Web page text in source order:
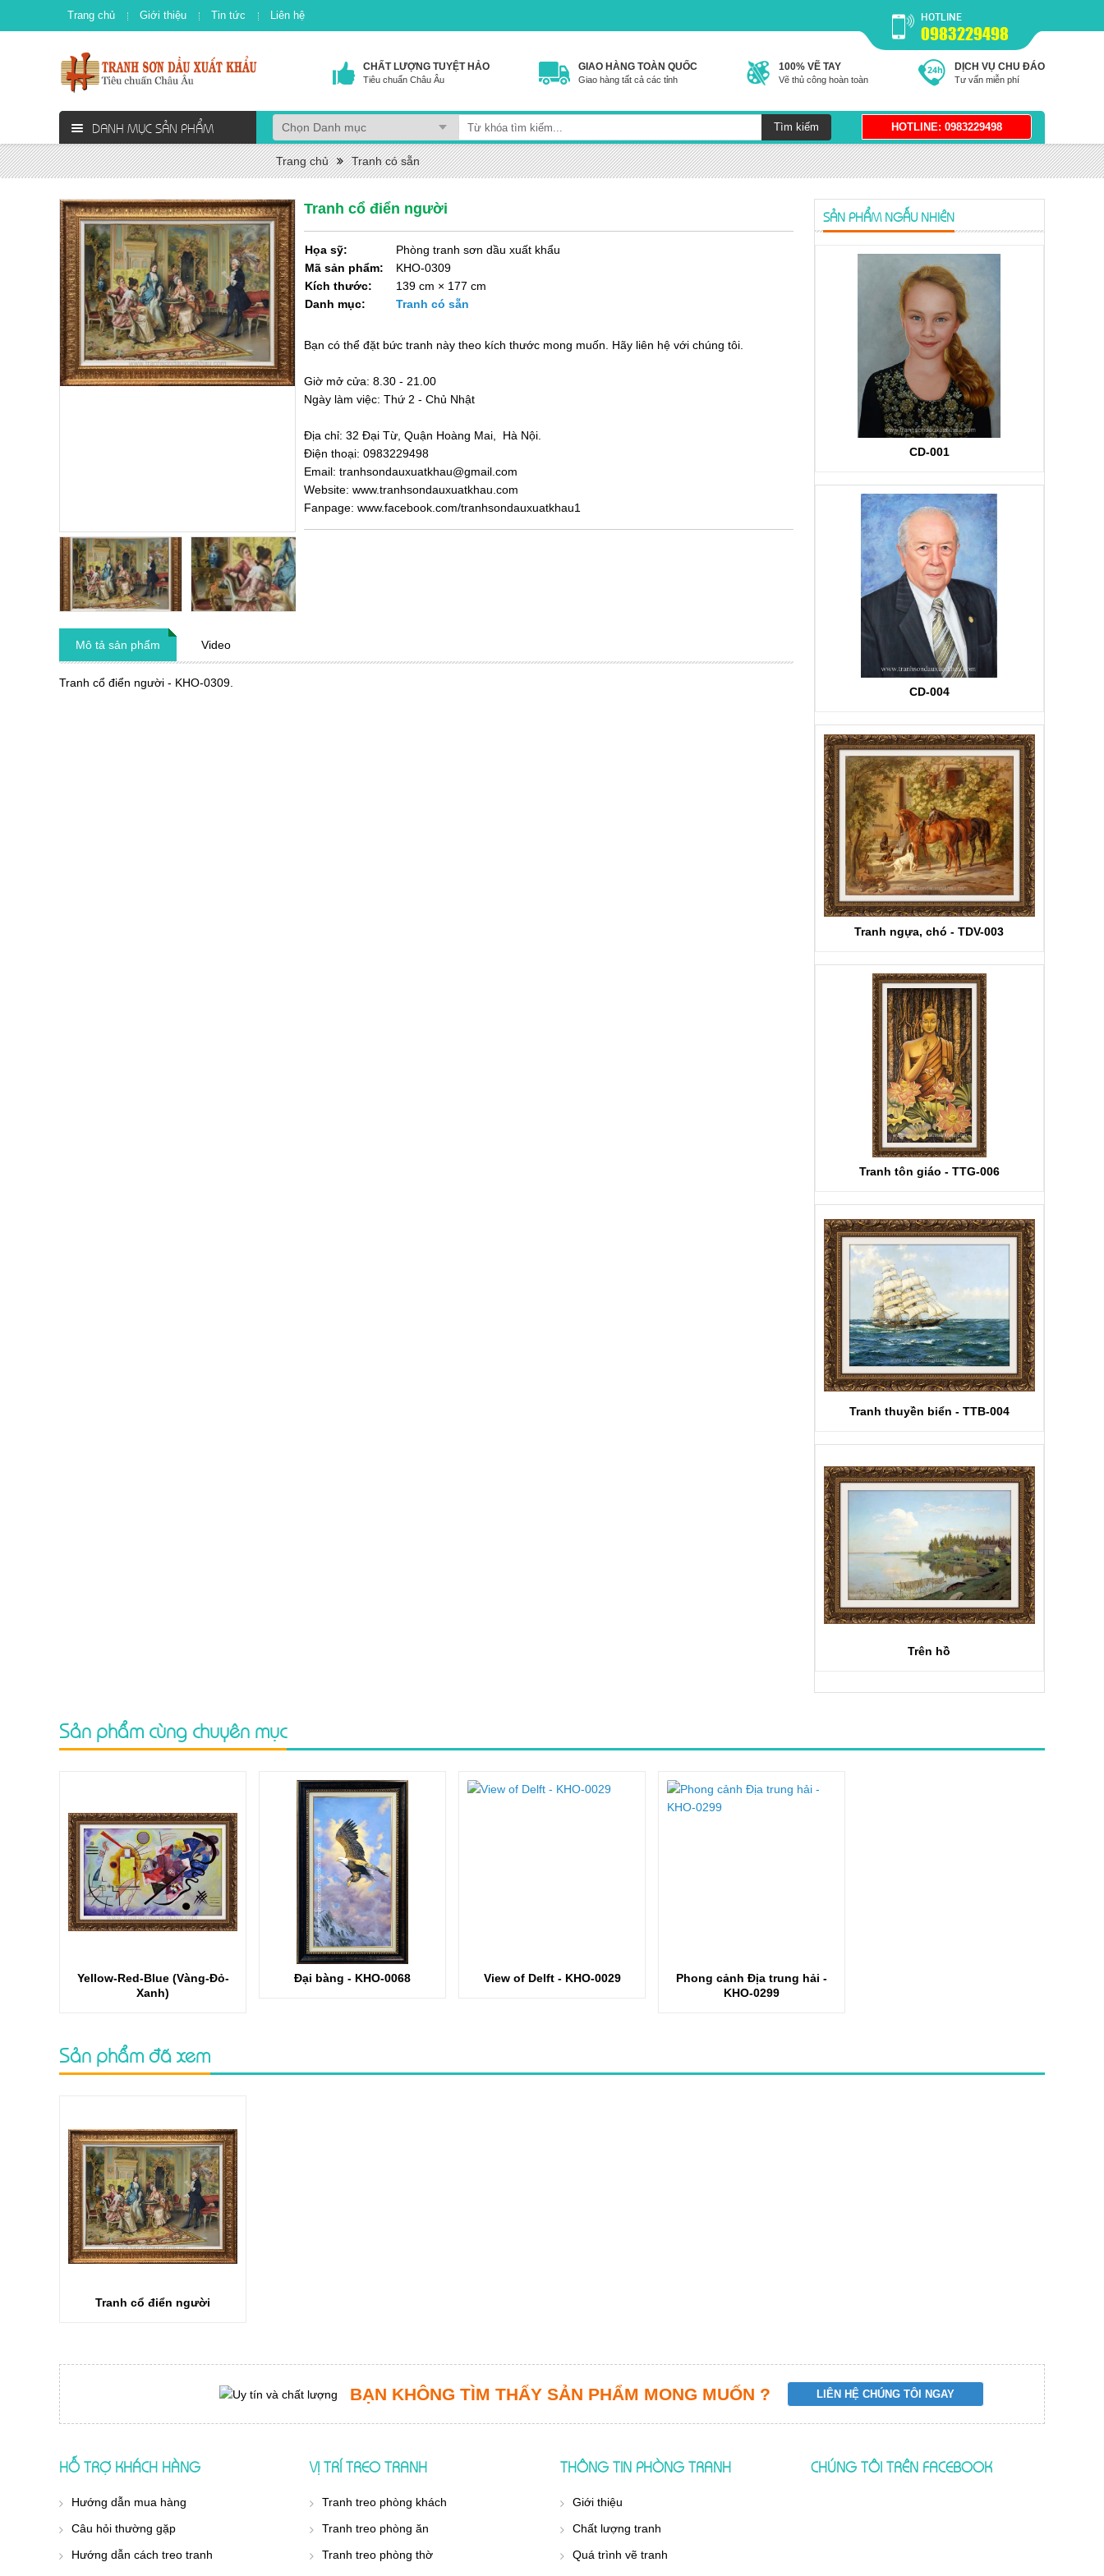
Trang chủ Giới thiệu Tin tức Liên hệ HOTLINE
0983229498
CHẤT LƯỢNG TUYỆT HẢO
Tiêu chuẩn Châu Âu
GIAO HÀNG TOÀN QUỐC
Giao hàng tất cả các tỉnh
100% VẼ TAY
Vẽ thủ công hoàn toàn
DỊCH VỤ CHU ĐÁO
Tư vấn miễn phí
DANH MỤC SẢN PHẨM
Trang chủ Tranh có sẵn
Tranh cổ điển người
Họa sỹ:
Mã sản phẩm:
Kích thước:
Danh mục:
Phòng tranh sơn dầu xuất khẩu
KHO-0309
139 cm × 177 cm
Tranh có sẵn
Bạn có thể đặt bức tranh này theo kích thước mong muốn. Hãy liên hệ với chúng tôi.
Giờ mở cửa: 8.30 - 21.00
Ngày làm việc: Thứ 2 - Chủ Nhật
Địa chỉ: 32 Đại Từ, Quận Hoàng Mai, Hà Nội.
Điện thoại: 0983229498
Email: tranhsondauxuatkhau@gmail.com
Website: www.tranhsondauxuatkhau.com
Fanpage: www.facebook.com/tranhsondauxuatkhau1
Mô tả sản phẩm Video
Tranh cổ điển người - KHO-0309.
SẢN PHẨM NGẪU NHIÊN
CD-001
CD-004
Tranh ngựa, chó - TDV-003
Tranh tôn giáo - TTG-006
Tranh thuyền biển - TTB-004
Trên hồ
Sản phẩm cùng chuyên mục
Yellow-Red-Blue (Vàng-Đỏ-
Xanh)
Đại bàng - KHO-0068 View of Delft - KHO-0029
Phong cảnh Địa trung hải -
KHO-0299
Sản phẩm đã xem
Tranh cổ điển người
BẠN KHÔNG TÌM THẤY SẢN PHẨM MONG MUỐN ?
HỖ TRỢ KHÁCH HÀNG
Hướng dẫn mua hàng
Câu hỏi thường gặp
Hướng dẫn cách treo tranh
VỊ TRÍ TREO TRANH
Tranh treo phòng khách
Tranh treo phòng ăn
Tranh treo phòng thờ
THÔNG TIN PHÒNG TRANH
Giới thiệu
Chất lượng tranh
Quá trình vẽ tranh
CHÚNG TÔI TRÊN FACEBOOK